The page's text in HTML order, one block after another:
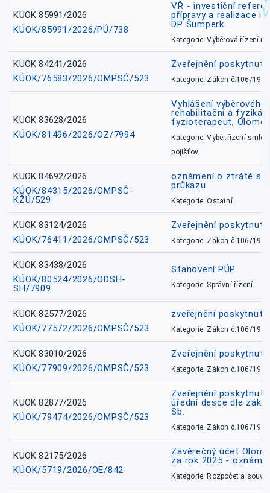
KUOK 85991/2026
KÚOK/85991/2026/PÚ/738
VŘ - investiční
přípravy a realizace
DP Šumperk
Kategorie: Výběrová řízení
KUOK 84241/2026
KÚOK/76583/2026/OMPSČ/523
Zveřejnění
Kategorie: Zákon č.106/1999
KUOK 83628/2026
KÚOK/81496/2026/OZ/7994
Vyhlášení
rehabilitační a
fyzioterapeut,
Kategorie: Výběr.řízení-
pojišťov.
KUOK 84692/2026
KÚOK/84315/2026/OMPSČ-
KŽÚ/529
oznámení o ztrátě
průkazu
Kategorie: Ostatní
KUOK 83124/2026
KÚOK/76411/2026/OMPSČ/523
Zveřejnění
Kategorie: Zákon č.106/1999
KUOK 83438/2026
KÚOK/80524/2026/ODSH-
SH/7909
Stanovení PÚP
Kategorie: Správní řízení
KUOK 82577/2026
KÚOK/77572/2026/OMPSČ/523
zveřejnění
Kategorie: Zákon č.106/1999
KUOK 83010/2026
KÚOK/77909/2026/OMPSČ/523
Zveřejnění
Kategorie: Zákon č.106/1999
KUOK 82877/2026
KÚOK/79474/2026/OMPSČ/523
Zveřejnění
úřední desce dle
Sb.
Kategorie: Zákon č.106/1999
KUOK 82175/2026
KÚOK/5719/2026/OE/842
Závěrečný účet
za rok 2025 -
Kategorie: Rozpočet a